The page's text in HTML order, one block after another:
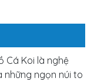
Cá Koi là nghệ
những ngọn núi to